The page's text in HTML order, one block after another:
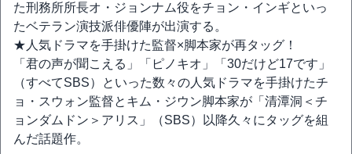
た刑務所所長オ・ジョンナム役をチョン・インギといっ
たベテラン演技派俳優陣が出演する。
★人気ドラマを手掛けた監督×脚本家が再タッグ！
「君の声が聞こえる」「ピノキオ」「30だけど17です」
（すべてSBS）といった数々の人気ドラマを手掛けたチ
ョ・スウォン監督とキム・ジウン脚本家が「清潭洞＜チ
ョンダムドン＞アリス」（SBS）以降久々にタッグを組
んだ話題作。